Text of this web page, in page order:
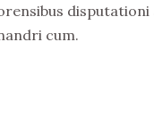
disputationi
cum.